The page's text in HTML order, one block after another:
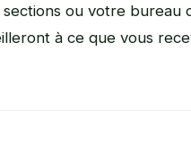
ou votre bureau
à ce que vous